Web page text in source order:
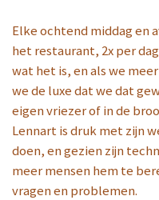
Elke ochtend middag en
het restaurant, 2x per
wat het is, en als we
we de luxe dat we dat
eigen vriezer of in de
Lennart is druk met zijn
doen, en gezien zijn
meer mensen hem te
vragen en problemen.